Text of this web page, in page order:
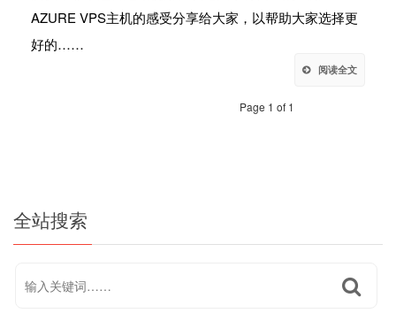
AZURE VPS主机的感受分享给大家，以帮助大家选择更
好的……
阅读全文
Page 1 of 1
全站搜索